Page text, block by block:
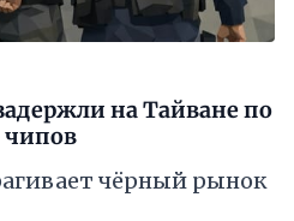
на Тайване по
чипов
чёрный рынок